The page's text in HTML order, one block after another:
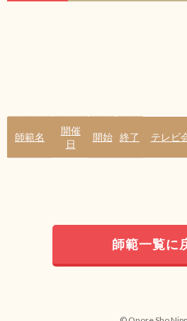
師範名
開催
日
開始 終了 テレビ
師範一覧に